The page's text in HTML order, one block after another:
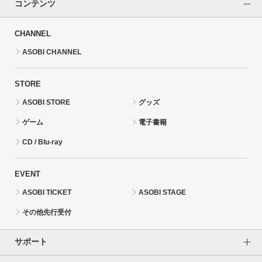
コンテンツ
CHANNEL
ASOBI CHANNEL
STORE
ASOBI STORE グッズ
ゲーム 電子書籍
CD / Blu-ray
EVENT
ASOBI TICKET ASOBI STAGE
その他先行受付
サポート